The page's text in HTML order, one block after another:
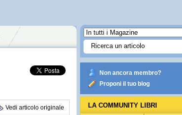
Vedi articolo originale
Non ancora membro?
Proponi il tuo blog
LA COMMUNITY LIBRI